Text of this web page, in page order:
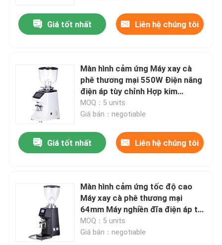
Giá tốt nhất Liên hệ chúng tôi
Màn hình cảm ứng Máy xay cà
phê thương mại 550W Điện năng
điện áp tùy chỉnh Hợp kim
nhôm/ABS 64mm đĩa nghiền
MOQ：5 units
Giá bán：negotiable
Giá tốt nhất Liên hệ chúng tôi
Màn hình cảm ứng tốc độ cao
Máy xay cà phê thương mại
64mm Máy nghiền đĩa điện áp tùy
chỉnh
MOQ：5 units
Giá bán：negotiable